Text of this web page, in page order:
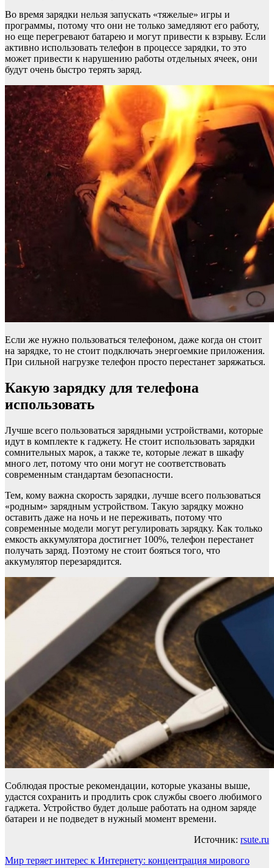
Во время зарядки нельзя запускать «тяжелые» игры и
программы, потому что они не только замедляют его работу,
но еще перегревают батарею и могут привести к взрыву. Если
активно использовать телефон в процессе зарядки, то это
может привести к нарушению работы отдельных ячеек, они
будут очень быстро терять заряд.
Если же нужно пользоваться телефоном, даже когда он стоит
на зарядке, то не стоит подключать энергоемкие приложения.
При сильной нагрузке телефон просто перестанет заряжаться.
Какую зарядку для телефона
использовать
Лучше всего пользоваться зарядными устройствами, которые
идут в комплекте к гаджету. Не стоит использовать зарядки
сомнительных марок, а также те, которые лежат в шкафу
много лет, потому что они могут не соответствовать
современным стандартам безопасности.
Тем, кому важна скорость зарядки, лучше всего пользоваться
«родным» зарядным устройством. Такую зарядку можно
оставить даже на ночь и не переживать, потому что
современные модели могут регулировать зарядку. Как только
емкость аккумулятора достигнет 100%, телефон перестанет
получать заряд. Поэтому не стоит бояться того, что
аккумулятор перезарядится.
Соблюдая простые рекомендации, которые указаны выше,
удастся сохранить и продлить срок службы своего любимого
гаджета. Устройство будет дольше работать на одном заряде
батареи и не подведет в нужный момент времени.
Источник: rsute.ru
Навигация
Мир теряет интерес к Интернету: концентрация мирового